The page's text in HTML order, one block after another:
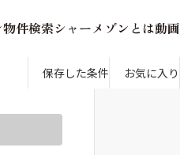
物件検索シ ャーメ ゾン とは動画
新着メール設定 最近見た物件
保存した条件 お気に入り
。